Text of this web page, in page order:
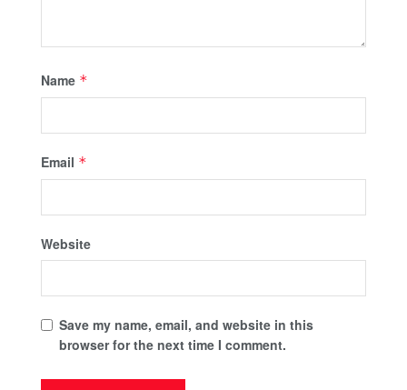
Name *
Email *
Website
Save my name, email, and website in this
browser for the next time I comment.